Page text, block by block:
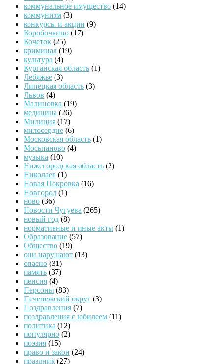
коммунальное имущество (14)
коммунизм (3)
конкурсы и акции (9)
Коробочкино (17)
Кочеток (25)
криминал (19)
культура (4)
Курганская область (1)
Лебяжье (3)
Липецкая область (3)
Львов (4)
Малиновка (19)
медицина (26)
Милиция (17)
милосердие (6)
Московская область (1)
Мосьпаново (4)
музыка (10)
Нижегородская область (2)
Николаев (1)
Новая Покровка (16)
Новгород (1)
ново (36)
Новости Чугуева (265)
новый год (8)
нормативные и иные акты (1)
Образование (57)
Общество (19)
они нарушают (13)
опасно (31)
память (37)
пенсия (4)
Персоны (83)
Печенежский округ (3)
Поздравления (7)
поздравления с юбилеем (11)
политика (12)
популярно (2)
поэзия (15)
право и закон (24)
праздник (27)